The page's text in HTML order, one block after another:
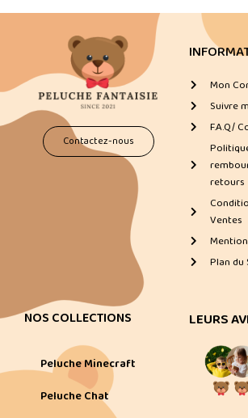
Contactez-nous
Mon
Suivre
F.A.Q/
retours
Ventes
Plan du
NOS COLLECTIONS
Peluche Minecraft
Peluche Chat
LEURS